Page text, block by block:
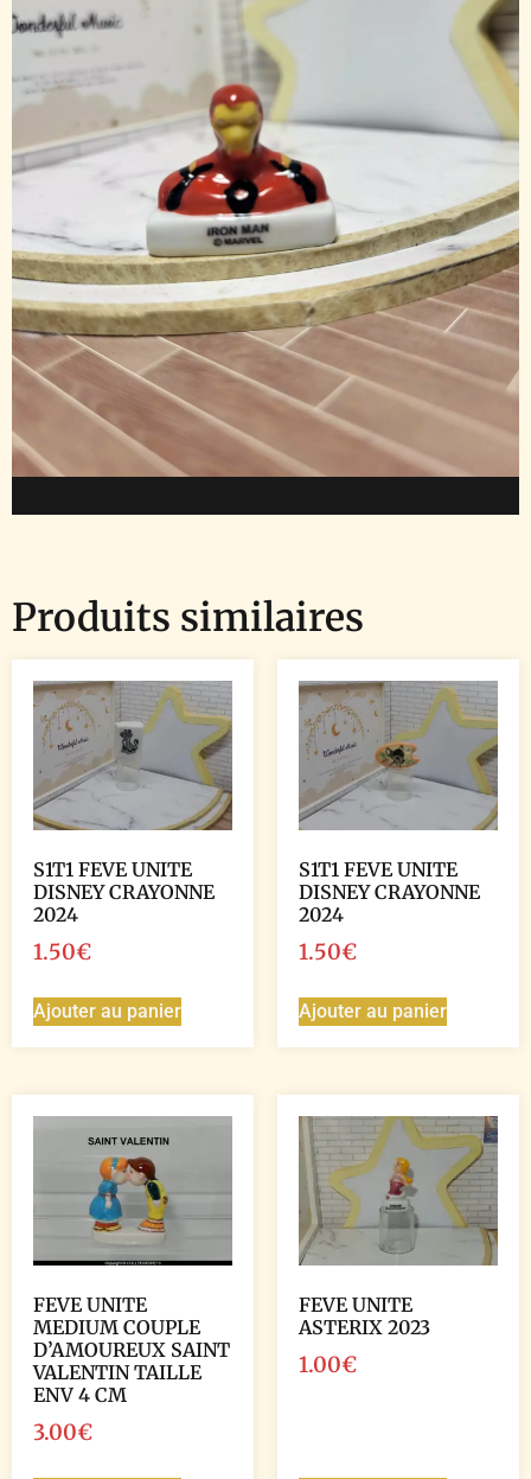
Produits similaires
S1T1 FEVE UNITE
DISNEY CRAYONNE
2024
1.50€
Ajouter au panier
S1T1 FEVE UNITE
DISNEY CRAYONNE
2024
1.50€
Ajouter au panier
FEVE UNITE
MEDIUM COUPLE
D’AMOUREUX SAINT
VALENTIN TAILLE
ENV 4 CM
3.00€
FEVE UNITE
ASTERIX 2023
1.00€